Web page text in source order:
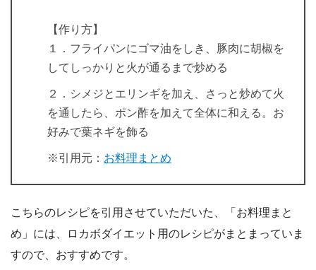
【作り方】
１．フライパンにゴマ油をしき、豚肉に胡椒を
してしっかりと火が通るまで炒める
２．シメジとエリンギを加え、さっと炒めて火
を通したら、ポン酢を加えて全体に和える。お
好みで葉ネギを飾る
※引用元： お料理まとめ
こちらのレシピを引用させていただいた、「お料理まと
め」には、ロカボダイエット用のレシピがまとまっていま
すので、おすすめです。